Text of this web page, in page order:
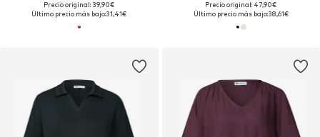
Precio original: 39,90€
Último precio más bajo:31,41€
Precio original: 47,90€
Último precio más bajo:38,61€